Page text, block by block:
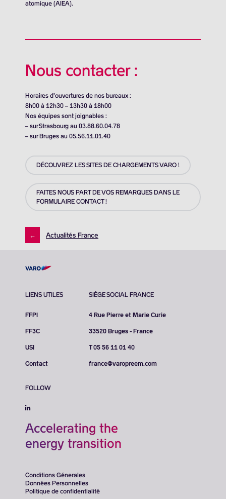
atomique (AIEA).
Nous contacter :
Horaires d’ouvertures de nos bureaux :
8h00 à 12h30 – 13h30 à 18h00
Nos équipes sont joignables :
– sur Strasbourg au 03.88.60.04.78
– sur Bruges au 05.56.11.01.40
DÉCOUVREZ LES SITES DE CHARGEMENTS VARO !
FAITES NOUS PART DE VOS REMARQUES DANS LE
FORMULAIRE CONTACT !
← Actualités France
LIENS UTILES
FFPI
FF3C
USI
Contact
SIÈGE SOCIAL FRANCE
4 Rue Pierre et Marie Curie
33520 Bruges - France
T 05 56 11 01 40
france@varopreem.com
FOLLOW
Accelerating the
energy transition
Conditions Génerales
Données Personnelles
Politique de confidentialité